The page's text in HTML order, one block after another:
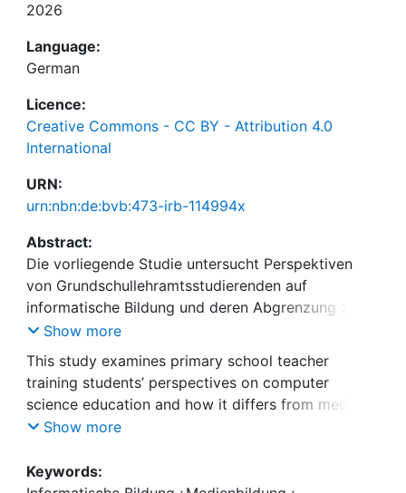
2026
Language:
German
Licence:
Creative Commons - CC BY - Attribution 4.0
International
URN:
urn:nbn:de:bvb:473-irb-114994x
Abstract:
Die vorliegende Studie untersucht Perspektiven
von Grundschullehramtsstudierenden auf
informatische Bildung und deren Abgrenzung zu
Medienbildung. In einem querschnittlichen Mixed-
Methods-Design wurden 224 Studierende mittels
Online-Fragebogen zu ihren inhaltlichen
Vorstellungen und dem Lernnutzen informatischer
Bildung für Grundschulkinder aus Sicht der
Studierenden befragt. Auf Basis von
Nennungen inhaltsanalytisch ausgewertet und
Show more
This study examines primary school teacher
training students’ perspectives on computer
science education and how it differs from media
education. In a cross-sectional mixed-methods
online questionnaire about their ideas on the
Show more
Keywords: